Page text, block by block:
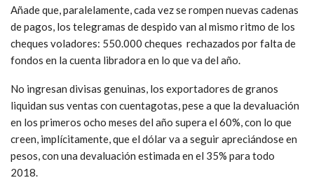
Añade que, paralelamente, cada vez se rompen nuevas cadenas
de pagos, los telegramas de despido van al mismo ritmo de los
cheques voladores: 550.000 cheques rechazados por falta de
fondos en la cuenta libradora en lo que va del año.
No ingresan divisas genuinas, los exportadores de granos
liquidan sus ventas con cuentagotas, pese a que la devaluación
en los primeros ocho meses del año supera el 60%, con lo que
creen, implícitamente, que el dólar va a seguir apreciándose en
pesos, con una devaluación estimada en el 35% para todo
2018.